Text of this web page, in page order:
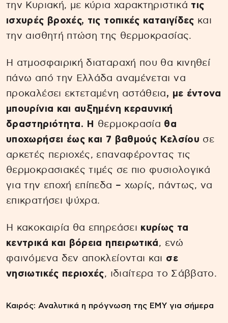
την Κυριακή, με κύρια χαρακτηριστικά τις
ισχυρές βροχές, τις τοπικές καταιγίδες και
την αισθητή πτώση της θερμοκρασίας.
Η ατμοσφαιρική διαταραχή που θα κινηθεί
πάνω από την Ελλάδα αναμένεται να
προκαλέσει εκτεταμένη αστάθεια, με έντονα
μπουρίνια και αυξημένη κεραυνική
δραστηριότητα. Η
θερμοκρασία θα
υποχωρήσει έως και 7 βαθμούς Κελσίου σε
αρκετές περιοχές, επαναφέροντας τις
θερμοκρασιακές τιμές σε πιο φυσιολογικά
για την εποχή επίπεδα – χωρίς, πάντως, να
επικρατήσει ψύχρα.
Η κακοκαιρία θα επηρεάσει κυρίως τα
κεντρικά και βόρεια ηπειρωτικά, ενώ
φαινόμενα δεν αποκλείονται και σε
νησιωτικές περιοχές, ιδιαίτερα το Σάββατο.
Καιρός: Αναλυτικά η πρόγνωση της ΕΜΥ για σήμερα